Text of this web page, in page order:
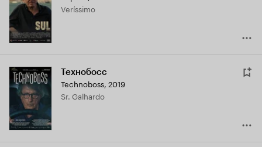
Veríssimo
Технобосс
Technoboss, 2019
Sr. Galhardo